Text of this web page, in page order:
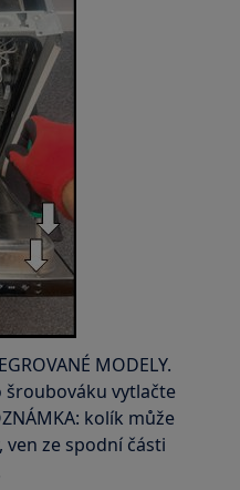
MODELY.
šroubováku vytlačte
kolík může
ze spodní části